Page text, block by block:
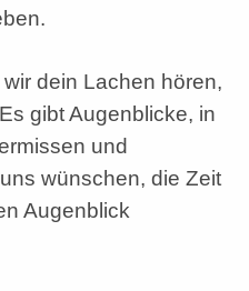
dein Lachen hören,
gibt Augenblicke, in
und
wünschen, die Zeit
Augenblick